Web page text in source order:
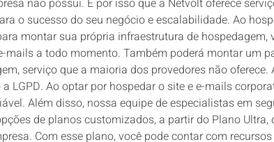
não possui. É por isso que a Netvolt oferece
o sucesso do seu negócio e escalabilidade. Ao
montar sua própria infraestrutura de
a todo momento. Também poderá montar um
serviço que a maioria dos provedores não
LGPD. Ao optar por hospedar o site e e-mails
Além disso, nossa equipe de especialistas em
de planos customizados, a partir do Plano
Com esse plano, você pode contar com